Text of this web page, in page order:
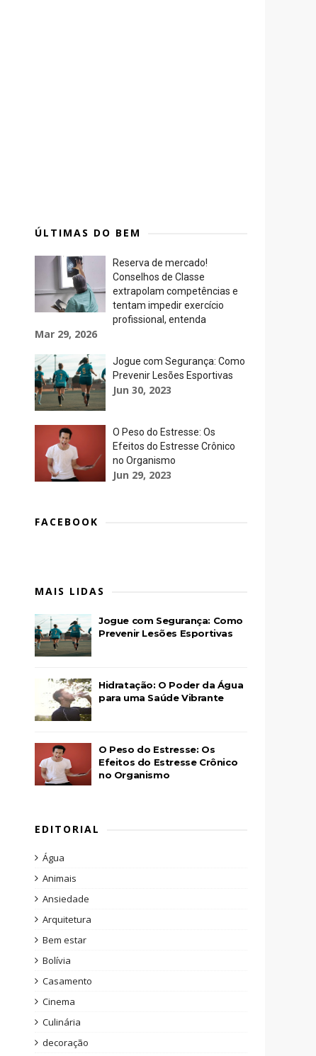
ÚLTIMAS DO BEM
Reserva de mercado!
Conselhos de Classe
extrapolam competências e
tentam impedir exercício
profissional, entenda
Mar 29, 2026
Jogue com Segurança: Como
Prevenir Lesões Esportivas
Jun 30, 2023
O Peso do Estresse: Os
Efeitos do Estresse Crônico
no Organismo
Jun 29, 2023
FACEBOOK
MAIS LIDAS
Jogue com Segurança: Como
Prevenir Lesões Esportivas
Hidratação: O Poder da Água
para uma Saúde Vibrante
O Peso do Estresse: Os
Efeitos do Estresse Crônico
no Organismo
EDITORIAL
Água
Animais
Ansiedade
Arquitetura
Bem estar
Bolívia
Casamento
Cinema
Culinária
decoração